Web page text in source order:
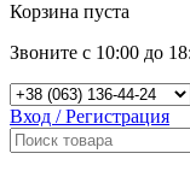
Корзина пуста
Звоните с 10:00 до
Вход / Регистрация